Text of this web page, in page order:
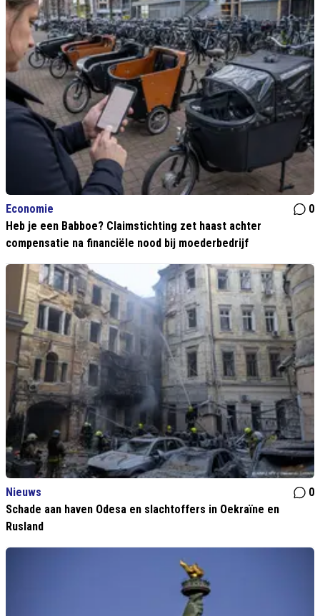
Economie
0
Heb je een Babboe? Claimstichting zet haast achter
compensatie na financiële nood bij moederbedrijf
Nieuws
0
Schade aan haven Odesa en slachtoffers in Oekraïne en
Rusland